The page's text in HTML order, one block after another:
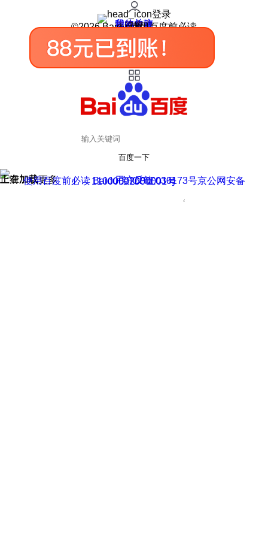
登录
我的关注
我的收藏
皮肤中心
用户反馈
设置
©2026 Baidu 使用百度前必读
百度一下
正在加载
上滑加载更多 用户反馈
使用百度前必读 Baidu 京ICP证030173号
京公网安备11000002000001号